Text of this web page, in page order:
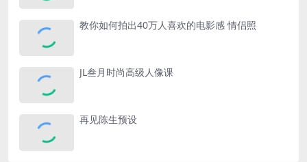
教你如何拍出40万人喜欢的电影感 情侣照
JL叁月时尚高级人像课
再见陈生预设